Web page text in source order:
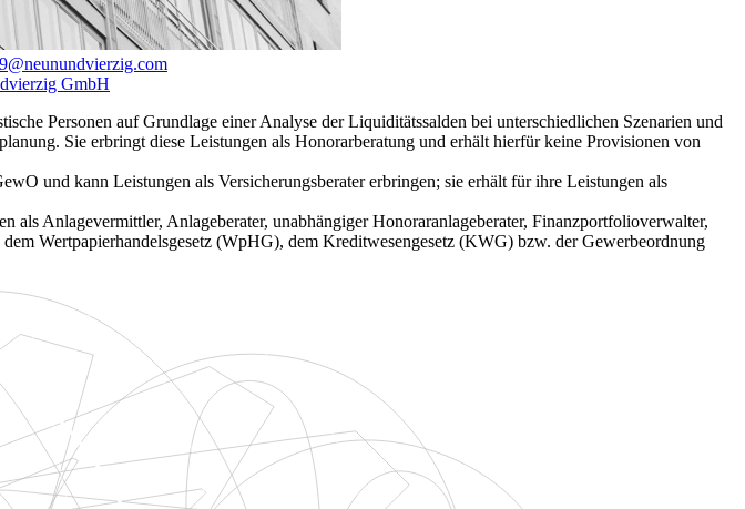
GmbH
Personen auf Grundlage einer Analyse der Liquiditätssalden bei unterschiedlichen Szenarien und
Sie erbringt diese Leistungen als Honorarberatung und erhält hierfür keine Provisionen von
und kann Leistungen als Versicherungsberater erbringen; sie erhält für ihre Leistungen als
Anlagevermittler, Anlageberater, unabhängiger Honoraranlageberater, Finanzportfolioverwalter,
Wertpapierhandelsgesetz (WpHG), dem Kreditwesengesetz (KWG) bzw. der Gewerbeordnung